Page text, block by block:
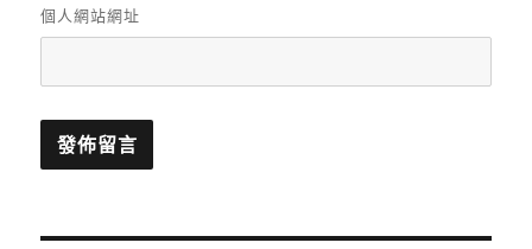
個人網站網址